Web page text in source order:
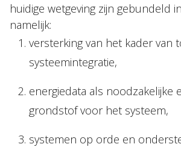
huidige wetgeving zijn gebundeld
namelijk:
versterking van het kader van
systeemintegratie,
energiedata als noodzakelijke
grondstof voor het systeem,
systemen op orde en